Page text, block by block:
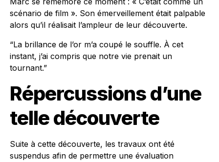
scénario de film ». Son émerveillement était palpable
alors qu’il réalisait l’ampleur de leur découverte.
“La brillance de l’or m’a coupé le souffle. À cet
instant, j’ai compris que notre vie prenait un
tournant.”
Répercussions d’une
telle découverte
Suite à cette découverte, les travaux ont été
suspendus afin de permettre une évaluation